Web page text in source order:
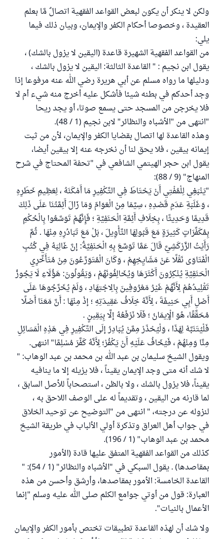
ولكن لا ينكر أن يكون لبعض القواعد الفقهية اتصالٌ مَّا بعلم
العقيدة ، وخصوصا أحكام الكفر والإيمان، وبيان ذلك فيما
يلي:
من القواعد الفقهية الشهيرة قاعدة (اليقين لا يزول بالشك) ،
يقول ابن نجيم : " القاعدة الثالثة: اليقين لا يزول بالشك ،
ودليلها ما رواه مسلم عن أبي هريرة رضي الله عنه مرفوعا إذا
وجد أحدكم في بطنه شيئا فأشكل عليه أخرج منه شيء أم لا
فلا يخرجن من المسجد حتى يسمع صوتا، أو يجد ريحا
"انتهى من "الأشباه والنظائر" لابن نجيم (1 / 48).
وهذه القاعدة لها اتصال بقضايا الكفر والإيمان، لأن من ثبت
إيمانه بيقين ، فلا يحق لنا أن نخرجه عنه إلا بيقين أيضا،
يقول ابن حجر الهيتمي الشافعي في "تحفة المحتاج في شرح
المنهاج" (9 / 88):
"يَنْبَغِي لِلْمُفْتِي أَنْ يَحْتَاطَ فِي التَّكْفِيرِ مَا أَمْكَنَهُ ، لِعَظِيمِ خَطَرِهِ
، وَغَلَبَةِ عَدَمِ قَصْدِهِ ، سِيَّمَا مِنْ الْعَوَامّ وَمَا زَالَ أَئِمَّتُنَا عَلَى ذَلِكَ
قَدِيمًا وَحَدِيثًا ، بِخِلَافِ أَئِمَّةِ الْحَنَفِيَّةِ ؛ فَإِنَّهُمْ تَوَسَّعُوا بِالْحُكْمِ
بِمُكَفِّرَاتٍ كَثِيرَةٍ مَعَ قَبُولِهَا التَّأْوِيلَ ، بَلْ مَعَ تَبَادُرِهِ مِنْهَا . ثُمَّ
رَأَيْتُ الزَّرْكَشِيَّ قَالَ عَمَّا تَوَسَّعَ بِهِ الْحَنَفِيَّةُ: إنَّ غَالِبَهُ فِي كُتُبِ
الْفَتَاوَى نَقْلًا عَنْ مَشَايِخِهِمْ ، وَكَانَ الْمُتَوَرِّعُونَ مِنْ مُتَأَخِّرِي
الْحَنَفِيَّةِ يُنْكِرُونَ أَكْثَرَهَا وَيُخَالِفُونَهُمْ ، وَيَقُولُونَ: هَؤُلَاءِ لَا يَجُوزُ
تَقْلِيدُهُمْ لِأَنَّهُمْ غَيْرُ مَعْرُوفِينَ بِالِاجْتِهَادِ ، وَلَمْ يُخَرِّجُوهَا عَلَى
أَصْلِ أَبِي حَنِيفَةَ ، لِأَنَّهُ خِلَافُ عَقِيدَتِهِ ؛ إذْ مِنْهَا : أَنَّ مَعَنَا أَصْلًا
مُحَقَّقًا، هُوَ الْإِيمَانُ ؛ فَلَا نَرْفَعُهُ إلَّا بِيَقِينٍ .
فَلْيُتَنَبَّهْ لِهَذَا ، وَلْيُحْذَرْ مِمَّنْ يُبَادِرُ إلَى التَّكْفِيرِ فِي هَذِهِ الْمَسَائِلِ
مِنَّا وَمِنْهُمْ ، فَيُخَافُ عَلَيْهِ أَنْ يَكْفُرْ؛ لِأَنَّهُ كَفَّرَ مُسْلِمًا" انتهى.
ويقول الشيخ سليمان بن عبد الله بن محمد بن عبد الوهاب: "
لا شك أنه متى وجد الإيمان يقيناً ، فلا يزيله إلا ما ينافيه
يقيناً، فلا يزول بالشك ، ولا بالظن ، استصحاباً للأصل السابق ،
لما قارنه من اليقين ، وتقديماً له على الوصف اللاحق به ،
لنزوله عن درجته، " انتهى من "التوضيح عن توحيد الخلاق
في جواب أهل العراق وتذكرة أولي الألباب في طريقة الشيخ
محمد بن عبد الوهاب" (1 / 196).
كذلك من القواعد الفقهية المتفق عليها قادة (الأمور
بمقاصدها) . يقول السبكي في "الأشباه والنظائر" (1 / 54): "
القاعدة الخامسة: الأمور بمقاصدها، وأرشق وأحسن من هذه
العبارة: قول من أوتي جوامع الكلم صلى الله عليه وسلم "إنما
الأعمال بالنيات".
ولا شك أن لهذه القاعدة تطبيقات تختص بأمور الكفر والإيمان